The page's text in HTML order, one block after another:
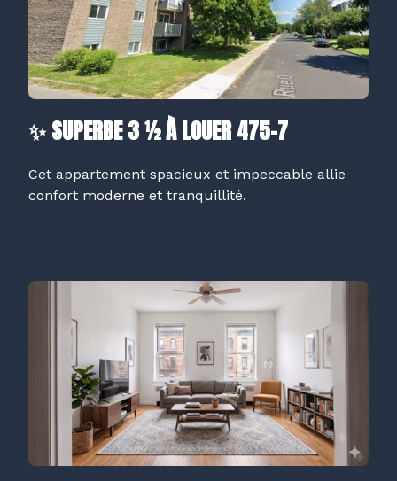
✨ SUPERBE 3 ½ À LOUER 475-7
Cet appartement spacieux et impeccable allie
confort moderne et tranquillité.